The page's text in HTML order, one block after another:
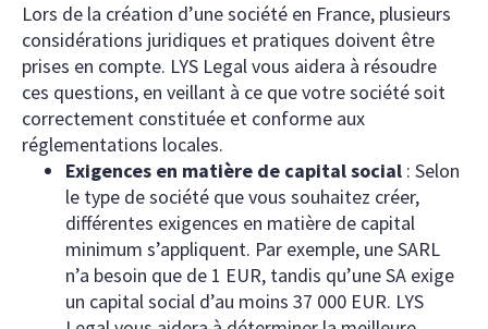
Lors de la création d’une société en France, plusieurs
considérations juridiques et pratiques doivent être
prises en compte. LYS Legal vous aidera à résoudre
ces questions, en veillant à ce que votre société soit
correctement constituée et conforme aux
réglementations locales.
Exigences en matière de capital social : Selon
le type de société que vous souhaitez créer,
différentes exigences en matière de capital
minimum s’appliquent. Par exemple, une SARL
n’a besoin que de 1 EUR, tandis qu’une SA exige
un capital social d’au moins 37 000 EUR. LYS